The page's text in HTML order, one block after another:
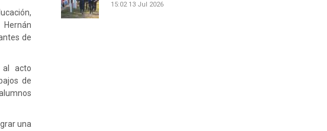
de
al acto
de
una
15:02 13 Jul 2026